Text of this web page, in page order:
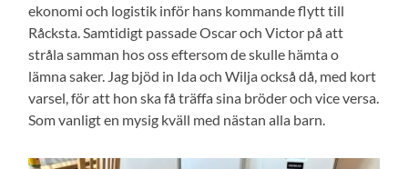
ekonomi och logistik inför hans kommande flytt till
Råcksta. Samtidigt passade Oscar och Victor på att
stråla samman hos oss eftersom de skulle hämta o
lämna saker. Jag bjöd in Ida och Wilja också då, med kort
varsel, för att hon ska få träffa sina bröder och vice versa.
Som vanligt en mysig kväll med nästan alla barn.